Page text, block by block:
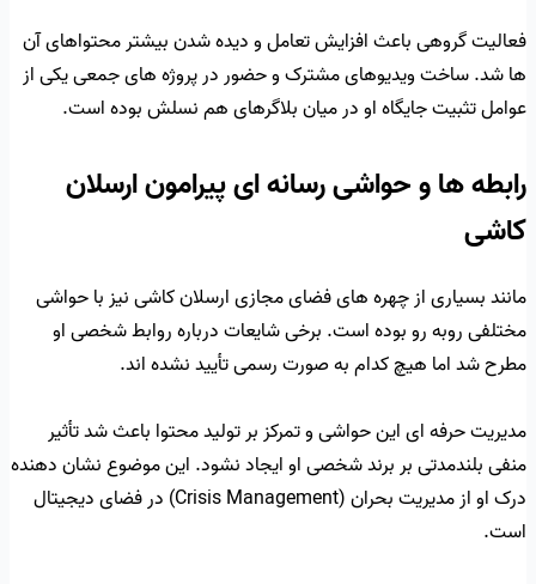
فعالیت گروهی باعث افزایش تعامل و دیده شدن بیشتر محتواهای آن
ها شد. ساخت ویدیوهای مشترک و حضور در پروژه های جمعی یکی از
عوامل تثبیت جایگاه او در میان بلاگرهای هم نسلش بوده است.
رابطه ها و حواشی رسانه ای پیرامون ارسلان
کاشی
مانند بسیاری از چهره های فضای مجازی ارسلان کاشی نیز با حواشی
مختلفی روبه رو بوده است. برخی شایعات درباره روابط شخصی او
مطرح شد اما هیچ کدام به صورت رسمی تأیید نشده اند.
مدیریت حرفه ای این حواشی و تمرکز بر تولید محتوا باعث شد تأثیر
منفی بلندمدتی بر برند شخصی او ایجاد نشود. این موضوع نشان دهنده
درک او از مدیریت بحران (Crisis Management) در فضای دیجیتال
است.